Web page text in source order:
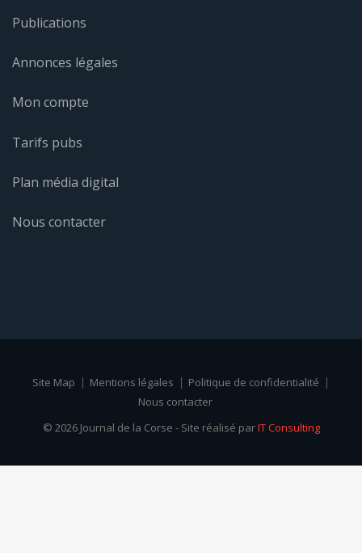
Publications
Annonces légales
Mon compte
Tarifs pubs
Plan média digital
Nous contacter
Site Map Mentions légales
Politique de confidentialité
Nous contacter
© 2026 Journal de la Corse - Site réalisé parIT Consulting